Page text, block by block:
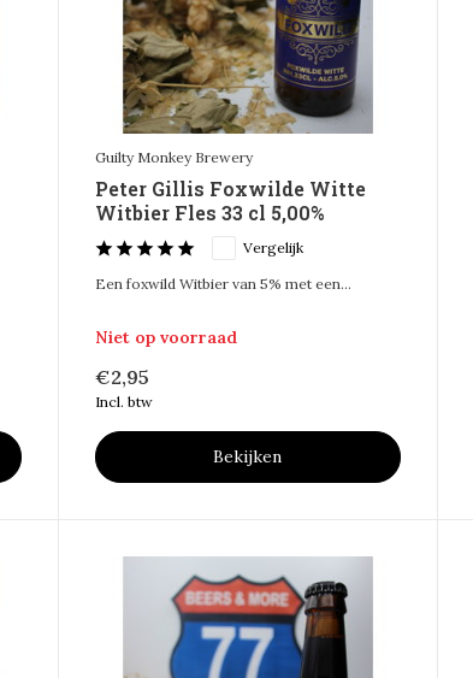
Guilty Monkey Brewery
Peter Gillis Foxwilde Witte
Witbier Fles 33 cl 5,00%
Vergelijk
Een foxwild Witbier van 5% met een...
Niet op voorraad
€2,95
Incl. btw
Bekijken